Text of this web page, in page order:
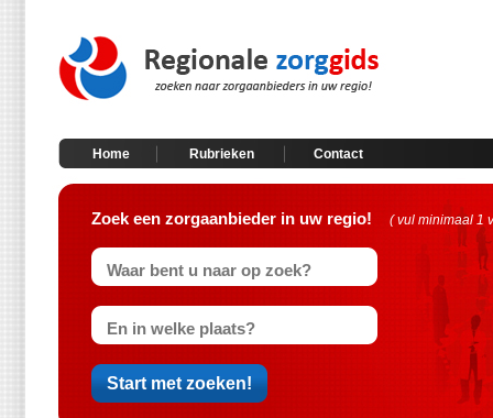
Home Rubrieken Contact
Zoek een zorgaanbieder in uw regio! ( vul minimaal 1